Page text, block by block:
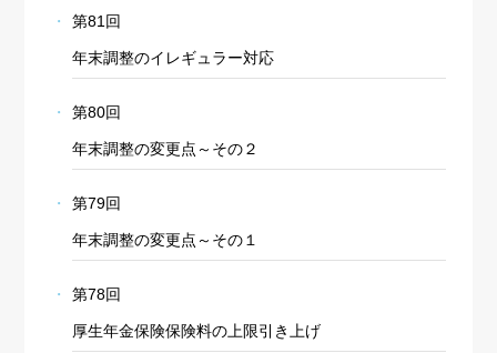
第81回
年末調整のイレギュラー対応
第80回
年末調整の変更点～その２
第79回
年末調整の変更点～その１
第78回
厚生年金保険保険料の上限引き上げ